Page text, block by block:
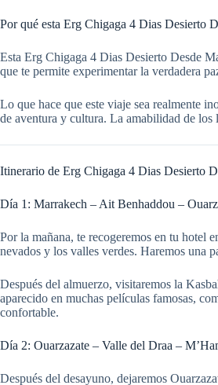
Por qué esta Erg Chigaga 4 Dias Desierto
Esta Erg Chigaga 4 Dias Desierto Desde
que te permite experimentar la verdadera
Lo que hace que este viaje sea realmente
de aventura y cultura. La amabilidad de los
Itinerario de Erg Chigaga 4 Dias Desierto
Día 1: Marrakech – Ait Benhaddou –
Por la mañana, te recogeremos en tu hotel
nevados y los valles verdes. Haremos una
Después del almuerzo, visitaremos la
aparecido en muchas películas famosas,
confortable.
Día 2: Ouarzazate – Valle del Draa –
Después del desayuno, dejaremos